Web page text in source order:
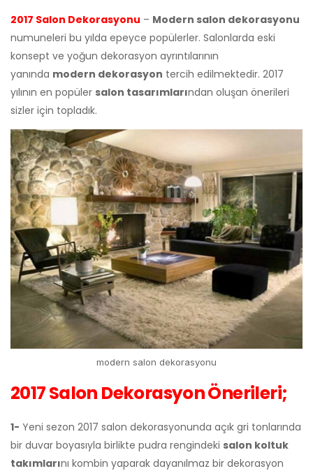
2017 Salon Dekorasyonu – Modern salon dekorasyonu
numuneleri bu yılda epeyce popülerler. Salonlarda eski
konsept ve yoğun dekorasyon ayrıntılarının
yanında modern dekorasyon tercih edilmektedir. 2017
yılının en popüler salon tasarımlarından oluşan önerileri
sizler için topladık.
modern salon dekorasyonu
2017 Salon Dekorasyon Önerileri;
1- Yeni sezon 2017 salon dekorasyonunda açık gri tonlarında
bir duvar boyasıyla birlikte pudra rengindeki salon koltuk
takımlarını kombin yaparak dayanılmaz bir dekorasyon